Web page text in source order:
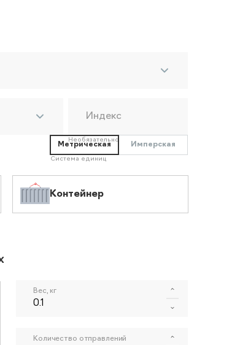
Индекс
Необязательно
Метрическая Имперская
Система единиц
Контейнер
Вес, кг
Количество отправлений